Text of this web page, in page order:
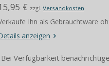
€ zzgl. Versandkosten
Ihn als Gebrauchtware
anzeigen
Bei Verfügbarkeit